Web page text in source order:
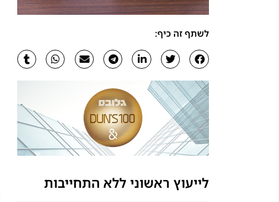
לשתף זה כיף:
לייעוץ ראשוני ללא התחייבות